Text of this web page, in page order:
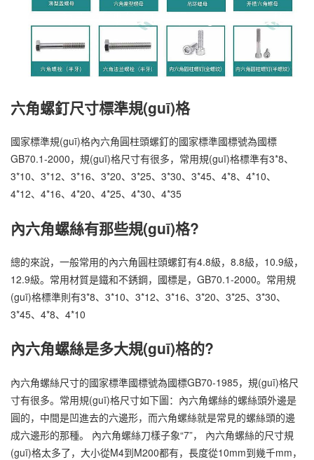
六角螺釘尺寸標準規(guī)格
國家標準規(guī)格內六角圓柱頭螺釘的國家標準國標號為國標
GB70.1-2000，規(guī)格尺寸有很多，常用規(guī)格標準有3*8、
3*10、3*12、3*16、3*20、3*25、3*30、3*45、4*8、4*10、
4*12、4*16、4*20、4*25、4*30、4*35
內六角螺絲有那些規(guī)格?
總的來說，一般常用的內六角圓柱頭螺釘有4.8級，8.8級，10.9級，
12.9級。常用材質是鐵和不銹鋼，國標是，GB70.1-2000。常用規
(guī)格標準則有3*8、3*10、3*12、3*16、3*20、3*25、3*30、
3*45、4*8、4*10
內六角螺絲是多大規(guī)格的?
內六角螺絲尺寸的國家標準國標號為國標GB70-1985，規(guī)格尺
寸有很多。常用規(guī)格尺寸如下圖：內六角螺絲的螺絲頭外邊是
圓的，中間是凹進去的六邊形，而六角螺絲就是常見的螺絲頭的邊
成六邊形的那種。 內六角螺絲刀樣子象“7”， 內六角螺絲的尺寸規
(guī)格太多了，大小從M4到M200都有，長度從10mm到幾千mm，